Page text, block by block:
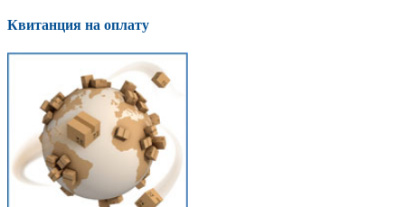
Квитанция на оплату